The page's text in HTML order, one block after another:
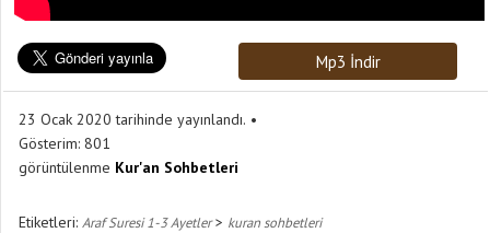
Mp3 İndir
23 Ocak 2020 tarihinde yayınlandı.
Gösterim: 801
görüntülenme Kur'an Sohbetleri
Etiketleri: Araf Suresi 1-3 Ayetler> kuran sohbetleri